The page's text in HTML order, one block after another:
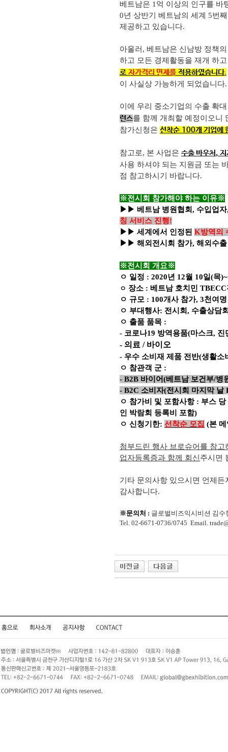
베트남은 1 억 이상의 인구를 바
0년 상반기 베트남의 세계 5번
제공하고 있습니다.
아울러 , 베트남은 신남방 정책
하고 모든 경제활동을 재개 하
로 자가격리 면제를 적용하였습니다.
이 사실상 가능하게 되었습니다.
이에 우리 중소기업의 수출 확
런스를 함께 개최할 예정이오니
참가신청은 선착순 100개 기업에
참고로, 본 사업은 수출 바우처 , 지
사용 하셔야 되는 지원금 또는
점 참고하시기 바랍니다.
※전시회 참가해야 하는 이유※
▶▶ 베트남 병원협회, 수입업자
칭 서비스 진행!
▶▶ 세계에서 인정된 K방역의
▶▶ 해외전시회 참가, 해외수
※전시회 개요※
ㅇ 일정 : 2020년 12월 10일(목
ㅇ 장소 : 베트남 호치민 TBECC
ㅇ 규모 : 100개사 참가, 3천여
ㅇ 부대행사: 전시회, 수출상담
ㅇ 출품 품목 :
- 코로나19 방역용품(마스크, 진
- 의료 / 바이오
- 우수 소비재 제품 전반(생활소
ㅇ 참관객 군 :
- B2B 바이어(베트남 보건부/병
- B2C 소비자(전시회 마지막 날
ㅇ 참가비 및 포함사항 : 부스 당
인 박람회 등록비 포함)
ㅇ 신청기한: 선착순 모집 (본
첨부드린 행사 브로슈어를 참고
업자등록증과 함께 회신 주시면
기타 문의사항 있으시면 언제
감사합니다.
※문의처 : 글로벌비즈익시비션 김수
Tel. 02-6671-0736/0745 Email. trade